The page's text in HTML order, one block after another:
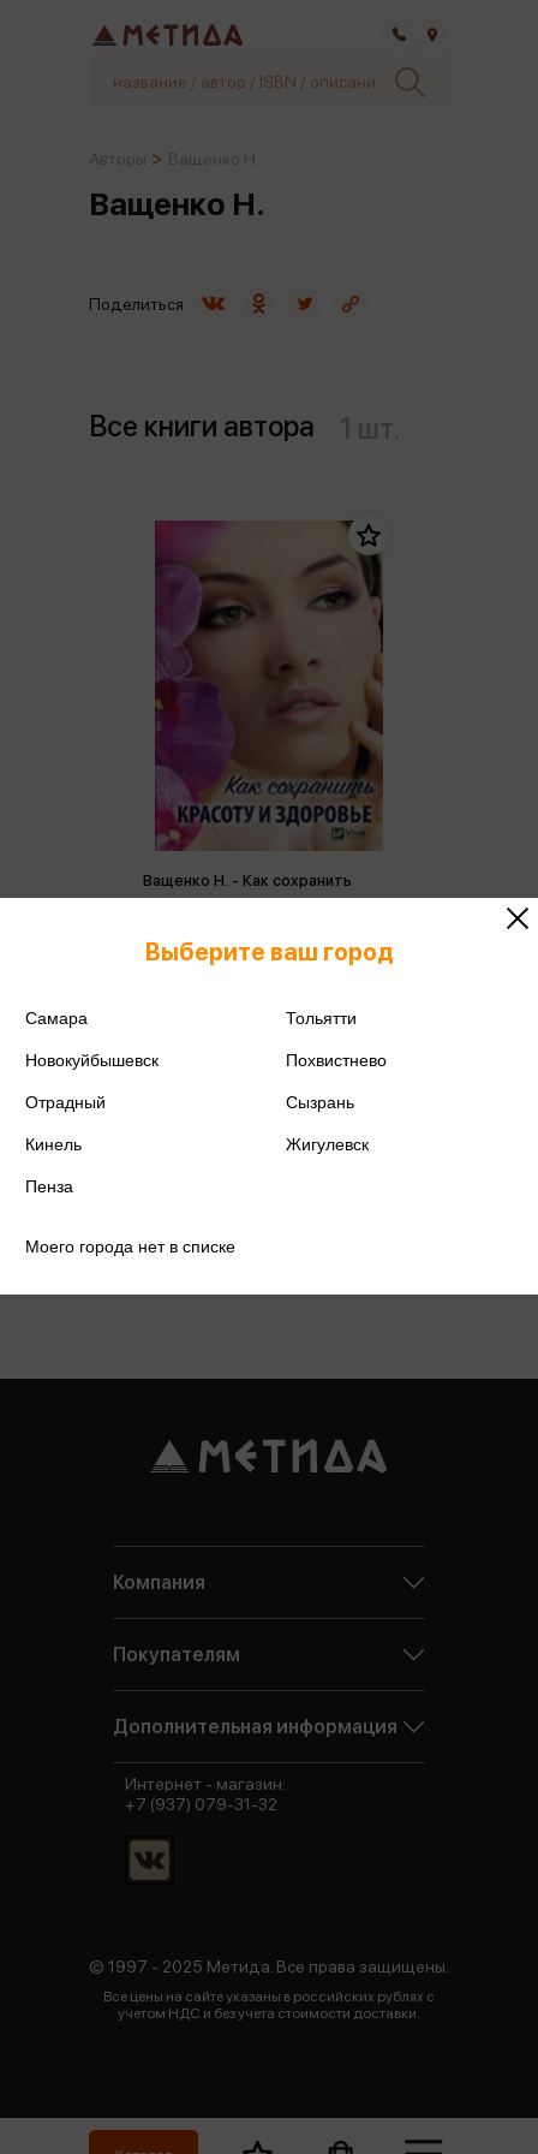
Ващенко Н.
Все книги автора
Поделиться
Ващенко Н. - Как сохранить
красоту и здоровье
234 ₽
Подробнее о дисконтной карте
Выберите ваш город
Самара Тольятти
Новокуйбышевск Похвистнево
Отрадный Сызрань
Кинель Жигулевск
Пенза
Моего города нет в списке
Компания
Покупателям
Дополнительная информация
© 1997 - 2025 Метида. Все права защищены.
Все цены на сайте указаны в российских рублях с
учетом НДС и без учета стоимости доставки.
Интернет - магазин:
+7 (937) 079-31-32